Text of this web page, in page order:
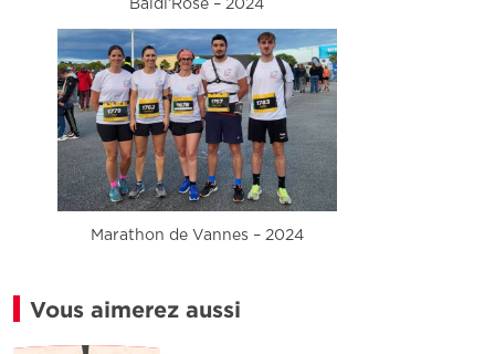
Baldi’Rose – 2024
Marathon de Vannes – 2024
Vous aimerez aussi